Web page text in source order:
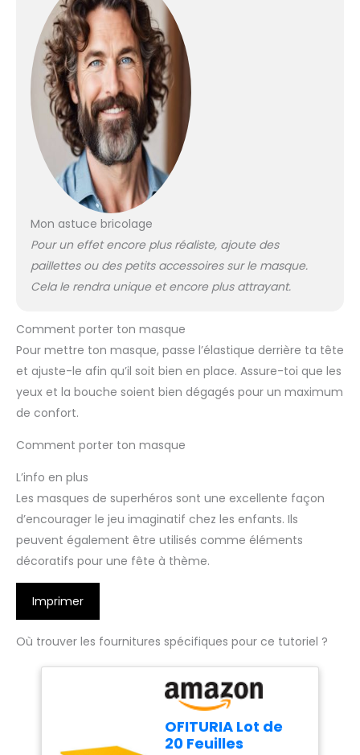
Mon astuce bricolage
Pour un effet encore plus réaliste, ajoute des
paillettes ou des petits accessoires sur le masque.
Cela le rendra unique et encore plus attrayant.
Comment porter ton masque
Pour mettre ton masque, passe l’élastique derrière ta tête
et ajuste-le afin qu’il soit bien en place. Assure-toi que les
yeux et la bouche soient bien dégagés pour un maximum
de confort.
Comment porter ton masque
L’info en plus
Les masques de superhéros sont une excellente façon
d’encourager le jeu imaginatif chez les enfants. Ils
peuvent également être utilisés comme éléments
décoratifs pour une fête à thème.
Imprimer
Où trouver les fournitures spécifiques pour ce tutoriel ?
OFITURIA Lot de
20 Feuilles